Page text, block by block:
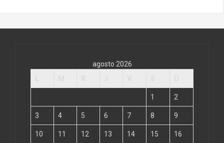
agosto 2026
1 2
3 4 5 6 7 8 9
10 11 12 13 14 15 16